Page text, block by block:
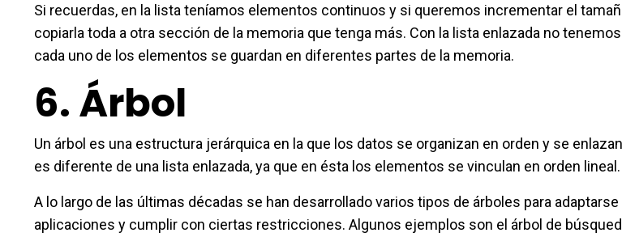
Si recuerdas, en la lista teníamos elementos continuos y si queremos incrementar el
copiarla toda a otra sección de la memoria que tenga más. Con la lista enlazada no
cada uno de los elementos se guardan en diferentes partes de la memoria.
6.Árbol
Un árbol es una estructura jerárquica en la que los datos se organizan en orden y se
es diferente de una lista enlazada, ya que en ésta los elementos se vinculan en orden lineal.
A lo largo de las últimas décadas se han desarrollado varios tipos de árboles para
aplicaciones y cumplir con ciertas restricciones. Algunos ejemplos son el árbol de